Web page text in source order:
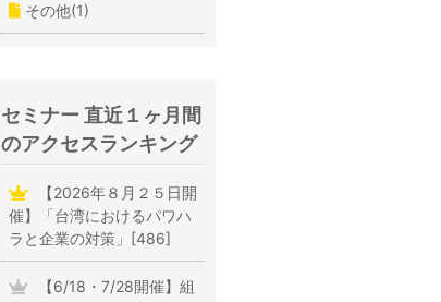
その他(1)
セミナー 直近１ヶ月間
のアクセスランキング
【2026年８月２５日開
催】「台湾におけるパワハ
ラと企業の対策」[486]
【6/18・7/28開催】組